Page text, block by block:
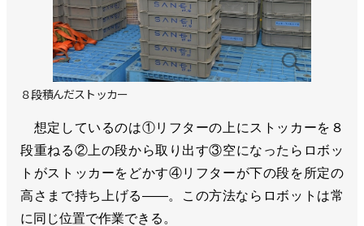
８段積んだストッカー
想定しているのは①リフターの上にストッカーを８
段重ねる②上の段から取り出す③空になったらロボッ
トがストッカーをどかす④リフターが下の段を所定の
高さまで持ち上げる――。この方法ならロボットは常
に同じ位置で作業できる。